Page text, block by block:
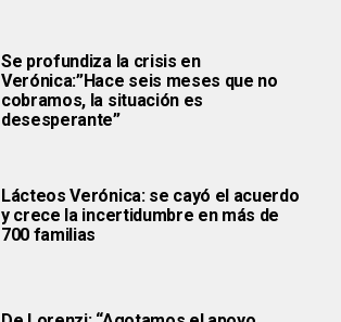
Se profundiza la crisis en
Verónica:”Hace seis meses que no
cobramos, la situación es
desesperante”
Lácteos Verónica: se cayó el acuerdo
y crece la incertidumbre en más de
700 familias